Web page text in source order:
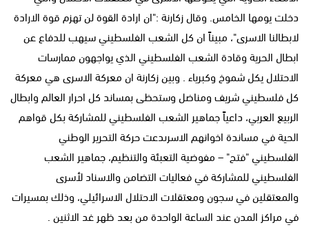
دخلت يومها الخامس. وقال زكارنة :"ان ارادة القوة لن تهزم قوة الارادة
لابطالنا الاسرى"، مبيناً ان كل الشعب الفلسطيني سيهب للدفاع عن
ابطال الحرية وقادة الشعب الفلسطيني الذي يواجهون ممارسات
الاحتلال يكل شموخ وكبرياء . وبين زكارنة ان معركة الاسرى هي معركة
كل فلسطيني شريف ومناضل وستحظى بمساند كل احرار العالم وابطال
الربيع العربي، داعياً جماهير الشعب الفلسطيني للمشاركة بكل قواهم
الحية في مساندة اخوانهم الاسرىدعت حركة التحرير الوطني
الفلسطيني "فتح" – مفوضية التعبئة والتنظيم، جماهير الشعب
الفلسطيني للمشاركة في فعاليات التضامن والاسناد لأسرى
والمعتقلين في سجون ومعتقلات الاحتلال الاسرائيلي، وذلك بمسيرات
في مراكز المدن عند الساعة الواحدة من بعد ظهر غد الاثنين .